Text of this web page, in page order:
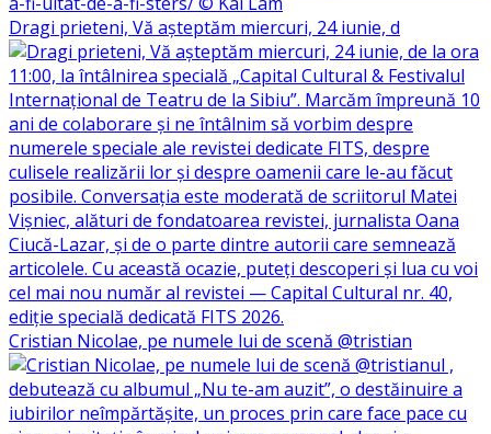
Dragi prieteni, Vă așteptăm miercuri, 24 iunie, d
Cristian Nicolae, pe numele lui de scenă @tristian